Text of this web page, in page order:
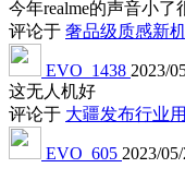
今年realme的声音小了
评论于 奢品级质感新
EVO_1438 2023/
这无人机好
评论于 大疆发布行业
EVO_605 2023/